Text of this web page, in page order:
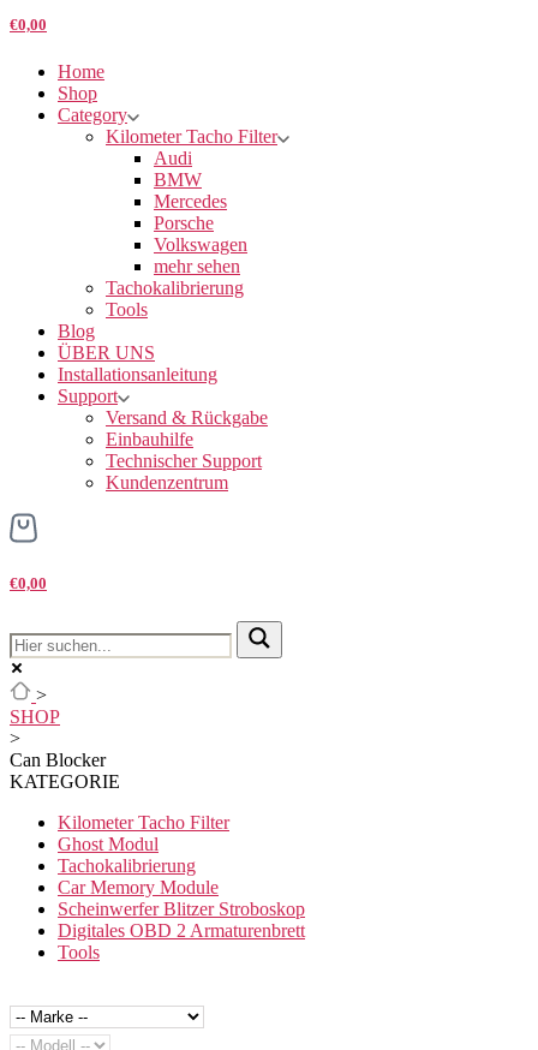
€0,00
Home
Shop
Category
Kilometer Tacho Filter
Audi
BMW
Mercedes
Porsche
Volkswagen
mehr sehen
Tachokalibrierung
Tools
Blog
ÜBER UNS
Installationsanleitung
Support
Versand & Rückgabe
Einbauhilfe
Technischer Support
Kundenzentrum
€0,00
>
SHOP
>
Can Blocker
KATEGORIE
Kilometer Tacho Filter
Ghost Modul
Tachokalibrierung
Car Memory Module
Scheinwerfer Blitzer Stroboskop
Digitales OBD 2 Armaturenbrett
Tools